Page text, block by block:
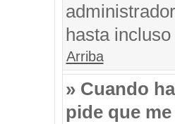
hasta
Arriba
» Cuando
pide que